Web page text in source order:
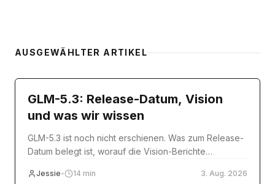
AUSGEWÄHLTER ARTIKEL
GLM-5.3: Release-Datum, Vision
und was wir wissen
GLM-5.3 ist noch nicht erschienen. Was zum Release-
Datum belegt ist, worauf die Vision-Berichte
können.
Jessie• 14 min 3. Aug. 2026